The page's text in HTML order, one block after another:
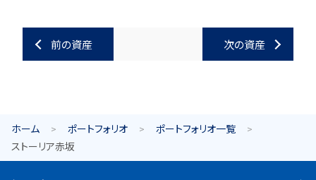
前の資産 次の資産
ホーム ポートフォリオ
ポートフォリオ一覧
ストーリア赤坂